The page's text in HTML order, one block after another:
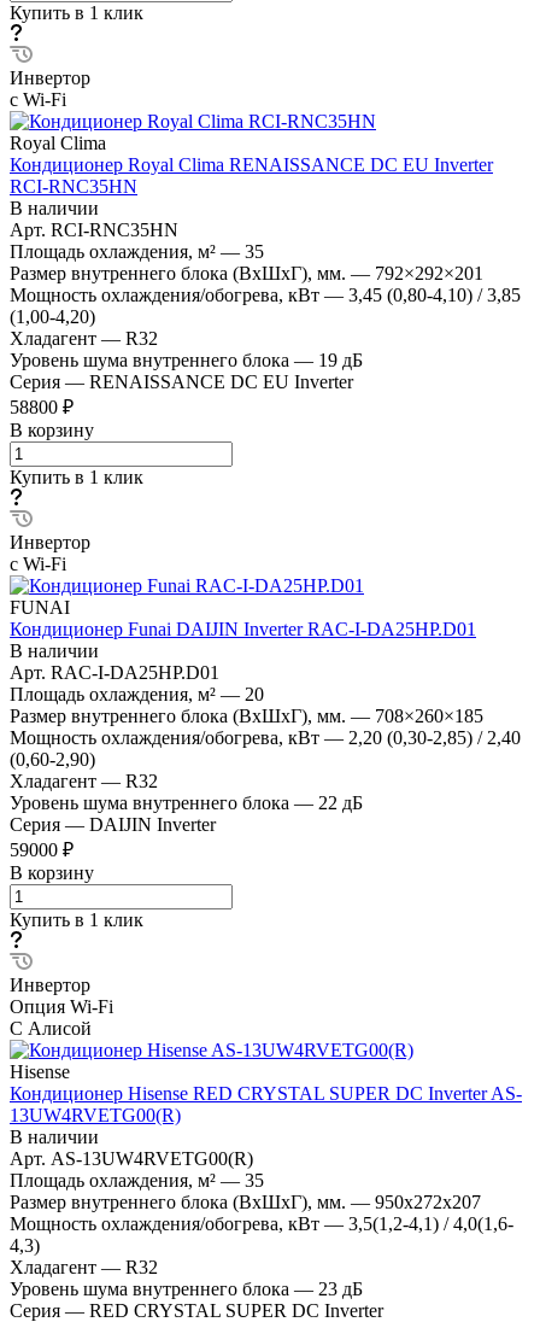
Купить в 1 клик
Инвертор
с Wi-Fi
Royal Clima
Кондиционер Royal Clima RENAISSANCE DC EU Inverter
RCI-RNС35HN
В наличии
Арт. RCI-RNС35HN
Площадь охлаждения, м² — 35
Размер внутреннего блока (ВхШхГ), мм. — 792×292×201
Мощность охлаждения/обогрева, кВт — 3,45 (0,80-4,10) / 3,85
(1,00-4,20)
Хладагент — R32
Уровень шума внутреннего блока — 19 дБ
Серия — RENAISSANCE DC EU Inverter
58800 ₽
В корзину
Купить в 1 клик
Инвертор
с Wi-Fi
FUNAI
Кондиционер Funai DAIJIN Inverter RAC-I-DA25HP.D01
В наличии
Арт. RAC-I-DA25HP.D01
Площадь охлаждения, м² — 20
Размер внутреннего блока (ВхШхГ), мм. — 708×260×185
Мощность охлаждения/обогрева, кВт — 2,20 (0,30-2,85) / 2,40
(0,60-2,90)
Хладагент — R32
Уровень шума внутреннего блока — 22 дБ
Серия — DAIJIN Inverter
59000 ₽
В корзину
Купить в 1 клик
Инвертор
Опция Wi-Fi
С Алисой
Hisense
Кондиционер Hisense RED CRYSTAL SUPER DC Inverter AS-
13UW4RVETG00(R)
В наличии
Арт. AS-13UW4RVETG00(R)
Площадь охлаждения, м² — 35
Размер внутреннего блока (ВхШхГ), мм. — 950x272x207
Мощность охлаждения/обогрева, кВт — 3,5(1,2-4,1) / 4,0(1,6-
4,3)
Хладагент — R32
Уровень шума внутреннего блока — 23 дБ
Серия — RED CRYSTAL SUPER DC Inverter